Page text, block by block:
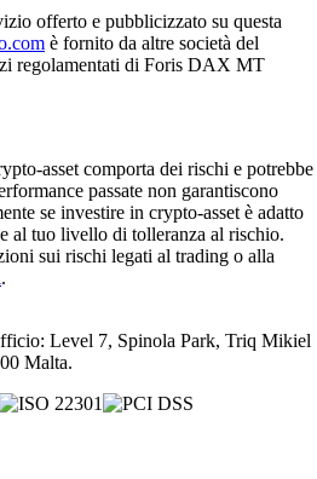
offerto e pubblicizzato su questa
è fornito da altre società del
regolamentati di Foris DAX MT
asset comporta dei rischi e potrebbe
passate non garantiscono
se investire in crypto-asset è adatto
al tuo livello di tolleranza al rischio.
sui rischi legati al trading o alla
.
Level 7, Spinola Park, Triq Mikiel
Malta.